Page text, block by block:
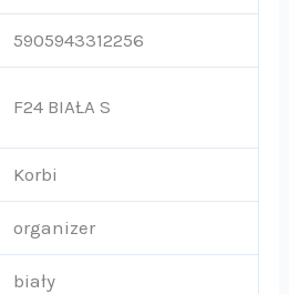
5905943312256
F24 BIAŁA S
Korbi
organizer
biały